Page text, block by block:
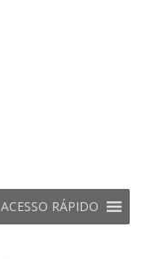
ACESSO RÁPIDO